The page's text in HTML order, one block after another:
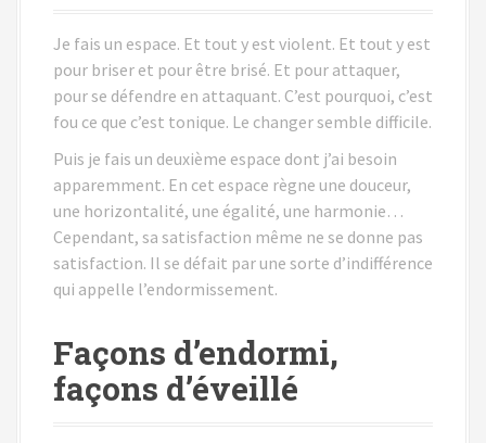
Je fais un espace. Et tout y est violent. Et tout y est
pour briser et pour être brisé. Et pour attaquer,
pour se défendre en attaquant. C’est pourquoi, c’est
fou ce que c’est tonique. Le changer semble difficile.
Puis je fais un deuxième espace dont j’ai besoin
apparemment. En cet espace règne une douceur,
une horizontalité, une égalité, une harmonie…
Cependant, sa satisfaction même ne se donne pas
satisfaction. Il se défait par une sorte d’indifférence
qui appelle l’endormissement.
Façons d’endormi,
façons d’éveillé